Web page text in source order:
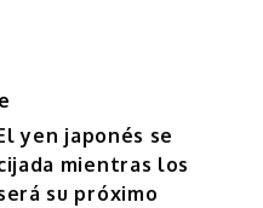
yen japonés se
mientras los
su próximo